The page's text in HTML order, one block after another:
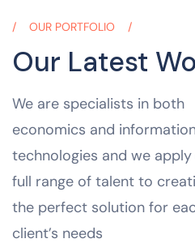
OUR PORTFOLIO
Our Latest
We are specialists in both
economics and
technologies and we
full range of talent to
the perfect solution for
client’s needs